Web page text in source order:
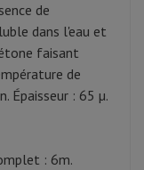
de
dans l'eau et
faisant
de
Épaisseur : 65 µ.
: 6m.